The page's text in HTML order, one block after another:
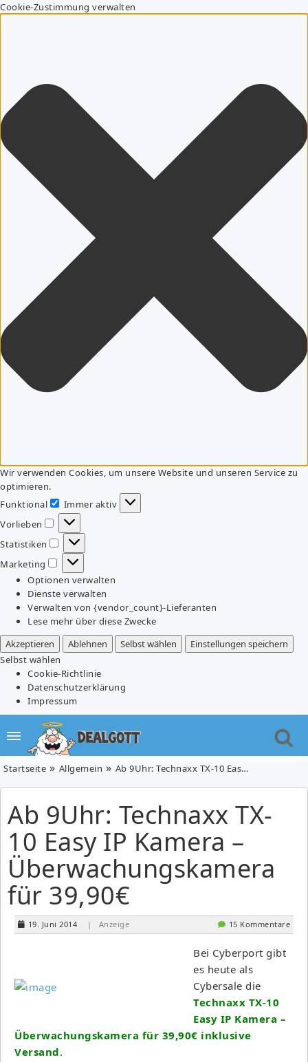
Cookie-Zustimmung verwalten
Wir verwenden Cookies, um unsere Website und unseren Service zu
optimieren.
Funktional
Funktional
Immer aktiv
Vorlieben
Vorlieben
Statistiken
Statistiken
Marketing
Marketing
Optionen verwalten
Dienste verwalten
Verwalten von {vendor_count}-Lieferanten
Lese mehr über diese Zwecke
Akzeptieren
Ablehnen Selbst wählen
Einstellungen speichern
Selbst wählen
Cookie-Richtlinie
Datenschutzerklärung
Impressum
Startseite Allgemein Ab 9Uhr: Technaxx TX-10 Easy IP Kamera – Überwachungskamera für 39,90€
Ab 9Uhr: Technaxx TX-
10 Easy IP Kamera –
Überwachungskamera
für 39,90€
19. Juni 2014 | Anzeige 15 Kommentare
Bei Cyberport gibt
es heute als
Cybersale die
Technaxx TX-10
Easy IP Kamera –
Überwachungskamera für 39,90€ inklusive
Versand.